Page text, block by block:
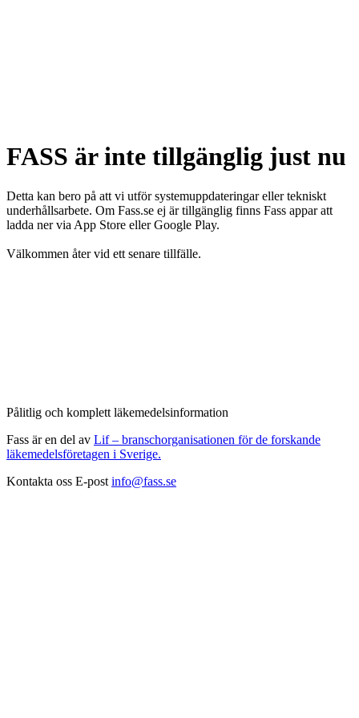
FASS är inte tillgänglig just nu
Detta kan bero på att vi utför systemuppdateringar eller tekniskt
underhållsarbete. Om Fass.se ej är tillgänglig finns Fass appar att
ladda ner via App Store eller Google Play.
Välkommen åter vid ett senare tillfälle.
Pålitlig och komplett läkemedelsinformation
Fass är en del av Lif – branschorganisationen för de forskande
läkemedelsföretagen i Sverige.
Kontakta oss E-post info@fass.se